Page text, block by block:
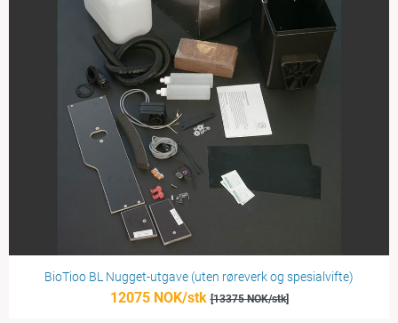
BioTioo BL Nugget-utgave (uten røreverk og spesialvifte)
12075 NOK/stk [13375 NOK/stk]